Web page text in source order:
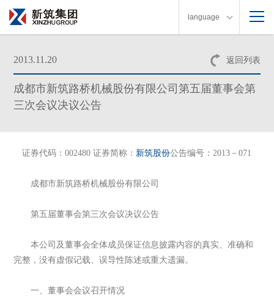
language
返回列表
2013.11.20
成都市新筑路桥机械股份有限公司第五届董事会第
三次会议决议公告
证券代码：002480 证券简称： 新筑股份公告编号：2013－071
成都市新筑路桥机械股份有限公司
第五届董事会第三次会议决议公告
本公司及董事会全体成员保证信息披露内容的真实、准确和
完整，没有虚假记载、误导性陈述或重大遗漏。
一、董事会会议召开情况